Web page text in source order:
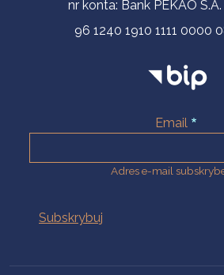
nr konta: Bank PEKAO
96 1240 1910 1111 0000
Email
Adres e-mail